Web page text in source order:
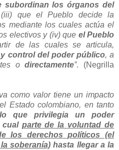
subordinan los órganos del
que el Pueblo decide la
mediante los cuales actúa el
electivos y (iv) que el Pueblo
de las cuales se articula,
control del poder público, a
odirectamente”. (Negrilla
como valor tiene un impacto
Estado colombiano, en tanto
que privilegia un poder
cual parte de la voluntad de
los derechos políticos (el
soberanía) hasta llegar a la